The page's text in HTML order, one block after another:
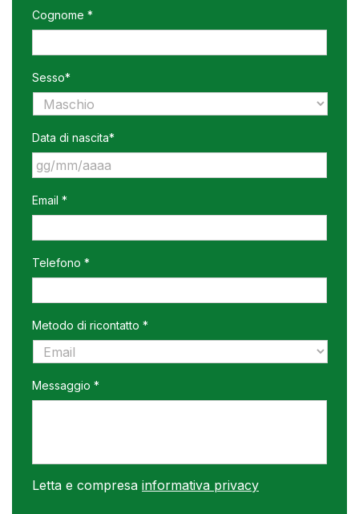
Cognome *
Sesso*
Data di nascita*
slash
slash
AAAA
Email *
Telefono *
Metodo di ricontatto *
Messaggio *
Letta e compresa informativa privacy